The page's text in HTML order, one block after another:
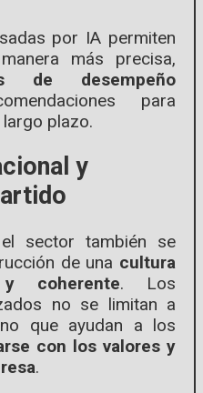
por IA permiten
más precisa,
de desempeño
para
plazo.
y
sector también se
de una cultura
coherente. Los
no se limitan a
que ayudan a los
con los valores y
.